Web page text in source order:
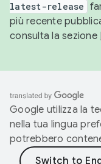
latest-release
più recente
consulta la sezione
Google utilizza la
nella tua lingua
potrebbero